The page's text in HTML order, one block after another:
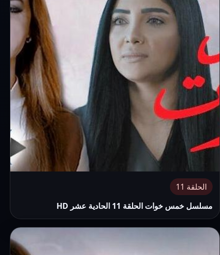
الحلقة 11
مسلسل خمس خوات الحلقة 11 الحادية عشر HD